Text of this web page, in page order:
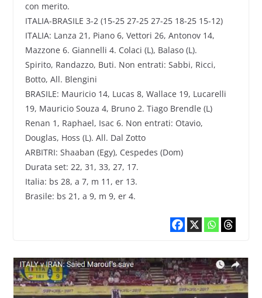
con merito.
ITALIA-BRASILE 3-2 (15-25 27-25 27-25 18-25 15-12)
ITALIA: Lanza 21, Piano 6, Vettori 26, Antonov 14,
Mazzone 6. Giannelli 4. Colaci (L), Balaso (L).
Spirito, Randazzo, Buti. Non entrati: Sabbi, Ricci,
Botto, All. Blengini
BRASILE: Mauricio 14, Lucas 8, Wallace 19, Lucarelli
19, Mauricio Souza 4, Bruno 2. Tiago Brendle (L)
Renan 1, Raphael, Isac 6. Non entrati: Otavio,
Douglas, Hoss (L). All. Dal Zotto
ARBITRI: Shaaban (Egy), Cespedes (Dom)
Durata set: 22, 31, 33, 27, 17.
Italia: bs 28, a 7, m 11, er 13.
Brasile: bs 21, a 9, m 9, er 4.